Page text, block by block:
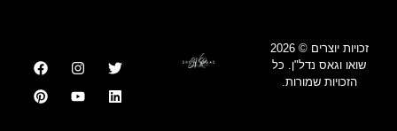
זכויות יוצרים © 2026
שואו וגאס נדל"ן. כל
הזכויות שמורות.